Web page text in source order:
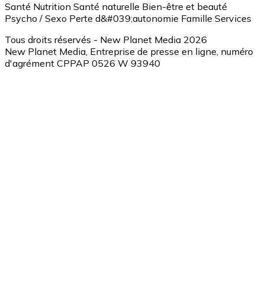
Santé Nutrition Santé naturelle Bien-être et beauté
Psycho / Sexo Perte d&#039;autonomie Famille Services
Tous droits réservés - New Planet Media 2026
New Planet Media, Entreprise de presse en ligne, numéro
d'agrément CPPAP 0526 W 93940